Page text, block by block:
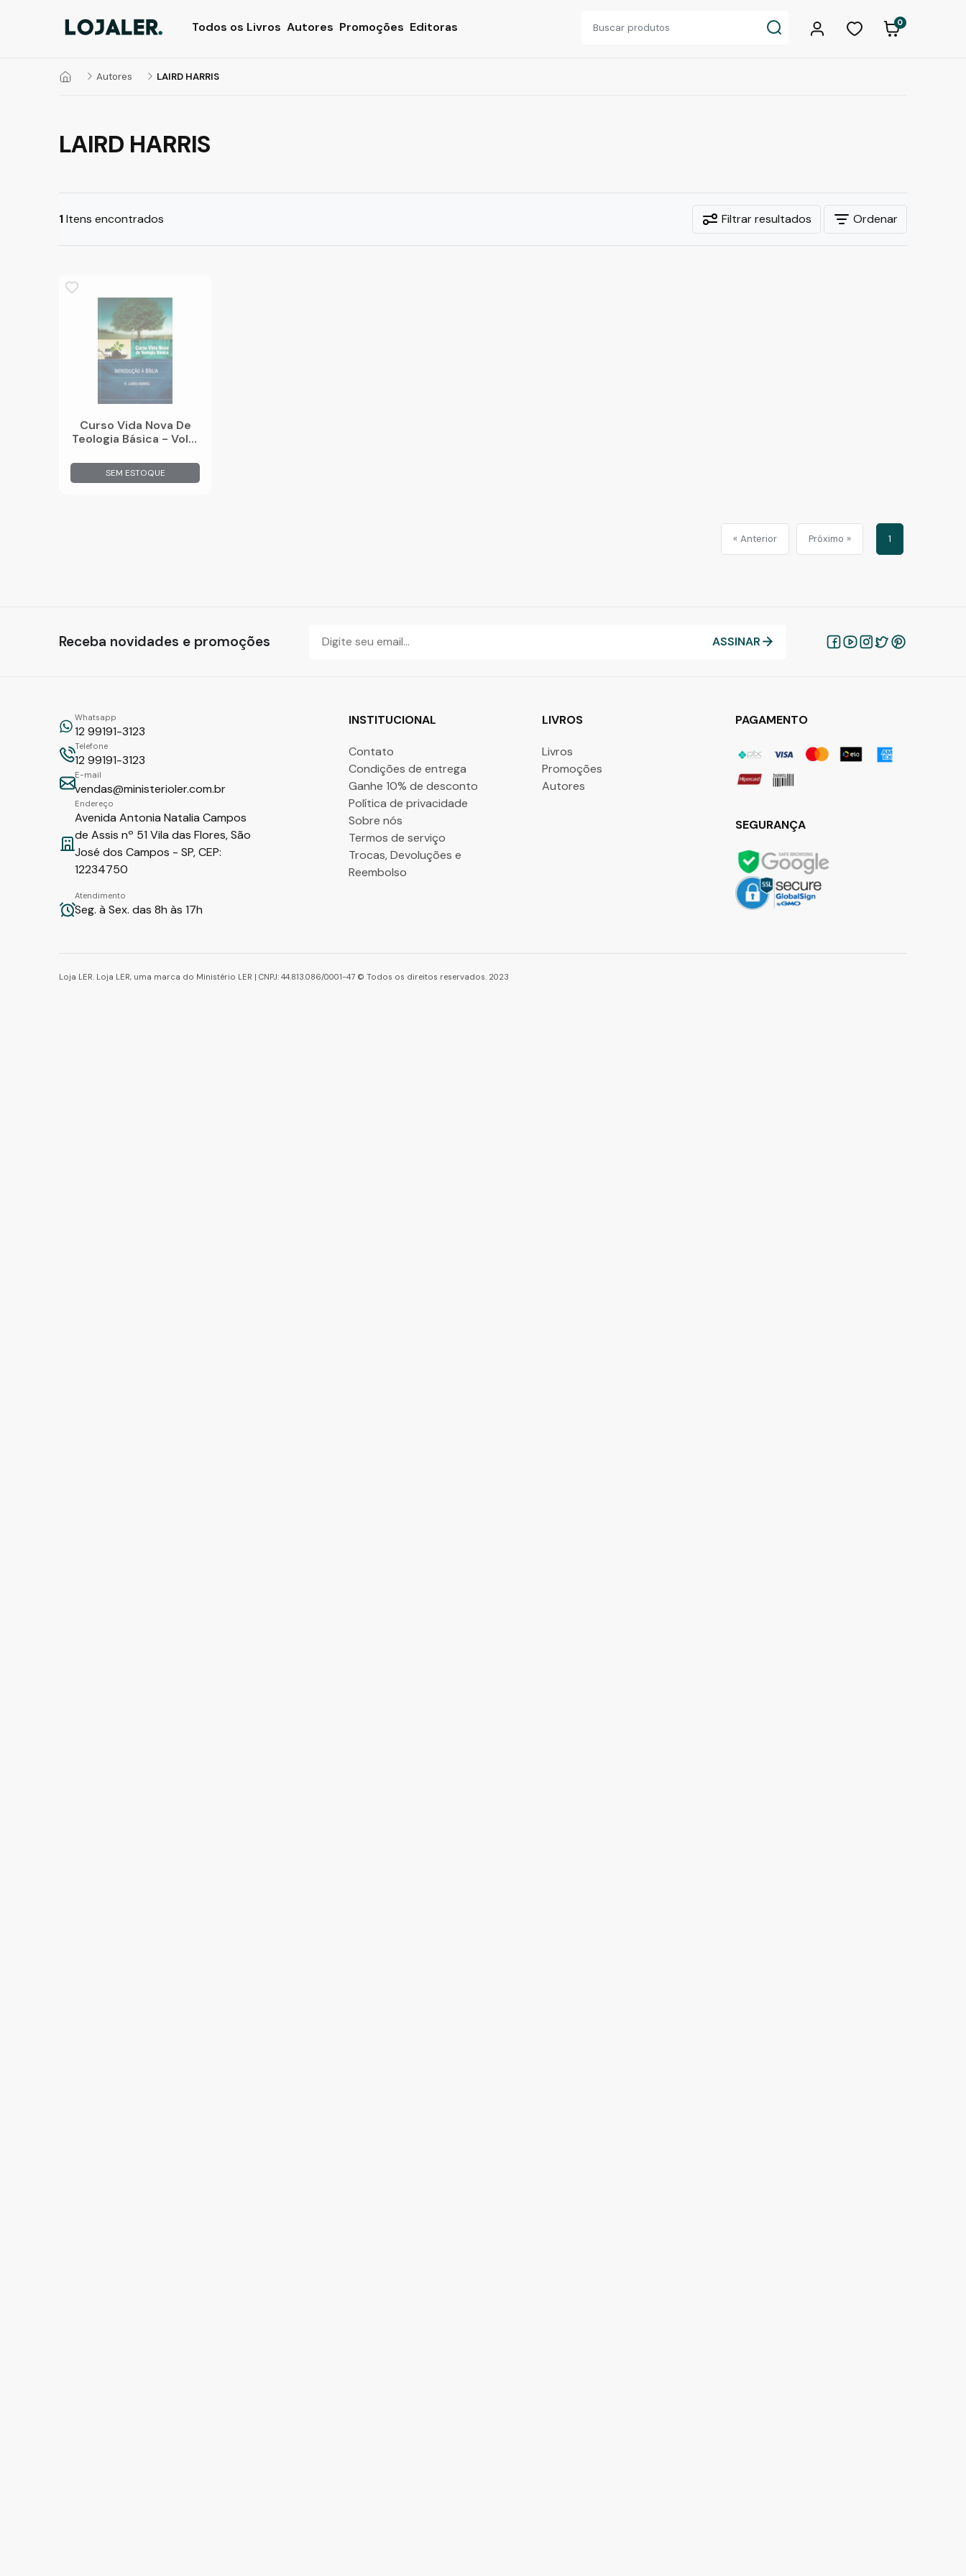
Todos os Livros Autores Promoções Editoras 0
Autores LAIRD HARRIS
LAIRD HARRIS
1Itens encontrados Filtrar resultados Ordenar
Curso Vida Nova De
Teologia Básica - Vol. 1
SEM ESTOQUE
« Anterior Próximo » 1
Receba novidades e promoções ASSINAR
Whatsapp
12 99191-3123
Telefone
12 99191-3123
E-mail
vendas@ministerioler.com.br
Endereço
Avenida Antonia Natalia Campos
de Assis nº 51 Vila das Flores, São
José dos Campos - SP, CEP:
12234750
Atendimento
Seg. à Sex. das 8h às 17h
INSTITUCIONAL
Contato
Condições de entrega
Ganhe 10% de desconto
Política de privacidade
Sobre nós
Termos de serviço
Trocas, Devoluções e
Reembolso
LIVROS
Livros
Promoções
Autores
PAGAMENTO
SEGURANÇA
Loja LER. Loja LER, uma marca do Ministério LER | CNPJ: 44.813.086/0001-47 © Todos os direitos reservados. 2023